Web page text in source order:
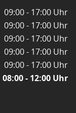
09:00 - 17:00 Uhr
09:00 - 17:00 Uhr
09:00 - 17:00 Uhr
09:00 - 17:00 Uhr
09:00 - 17:00 Uhr
08:00 - 12:00 Uhr